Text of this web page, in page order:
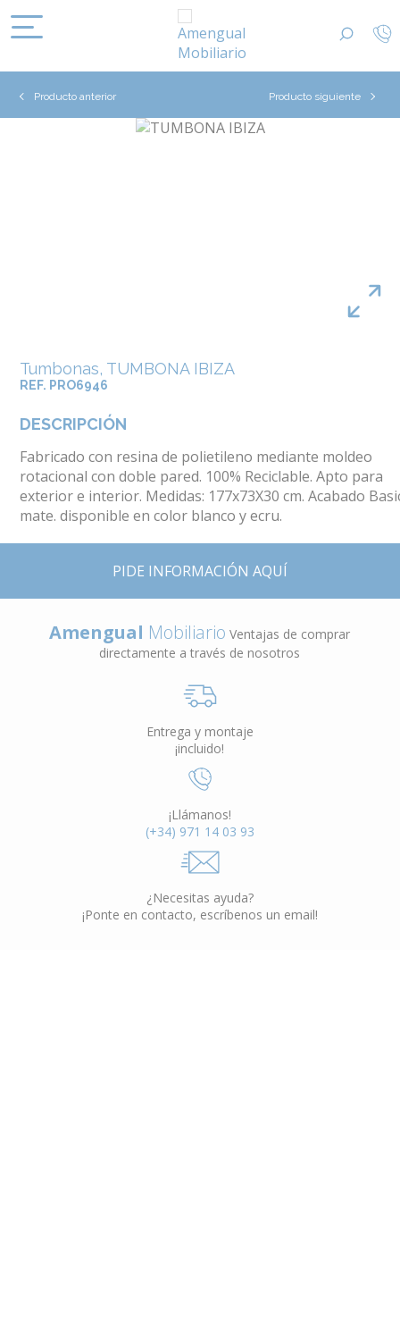
Producto anterior Producto siguiente
Tumbonas, TUMBONA IBIZA
REF. PRO6946
DESCRIPCIÓN
Fabricado con resina de polietileno mediante moldeo
rotacional con doble pared. 100% Reciclable. Apto para
exterior e interior. Medidas: 177x73X30 cm. Acabado
mate. disponible en color blanco y ecru.
PIDE INFORMACIÓN AQUÍ
Amengual Mobiliario Ventajas de comprar
directamente a través de nosotros
Entrega y montaje
¡incluido!
¡Llámanos!
(+34) 971 14 03 93
¿Necesitas ayuda?
¡Ponte en contacto, escríbenos un email!